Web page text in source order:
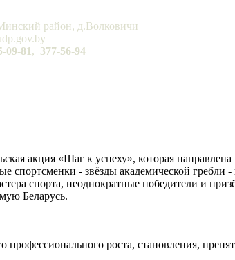
район, д.Волковичи
09-81 , 377-56-94
акция «Шаг к успеху», которая
- звёзды академической гребли
спорта, неоднократные победители и
Беларусь.
роста, становления,